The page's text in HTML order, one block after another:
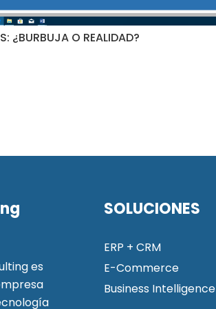
¿BURBUJA O REALIDAD?
es
SOLUCIONES
ERP + CRM
E-Commerce
Business Intelligence